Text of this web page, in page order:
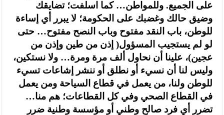
على الجميع. وللمواطن… كما اسلفت؛ تضايقك
وضيق حالك وغضبك على الحكومة؛ لا يبرر أي إساءة
للوطن، باب النقد مفتوح وباب النصح مفتوح… حتى
لو لم يستجيب المسؤول( إذن من طين وإذن من
عجين)، علينا أن نحاول ألف مرة ومرة… ولا نستكين،
وليس لنا أن نسيء أو نطلق أو ننشر إشاعات تسيء
للوطن ولنا، من يعمل في قطاع السياحة ومن يعمل
في القطاع الصحي وفي كل القطاعات؛ هم منا…
تضرر أي فرد صالح وطني أو مؤسسة وطنية ضرر